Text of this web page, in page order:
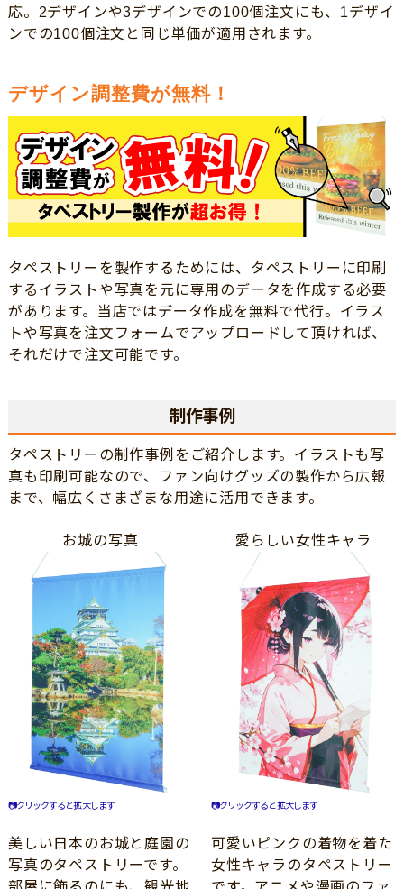
応。2デザインや3デザインでの100個注文にも、1デザイ
ンでの100個注文と同じ単価が適用されます。
デザイン調整費が無料！
タペストリーを製作するためには、タペストリーに印刷
するイラストや写真を元に専用のデータを作成する必要
があります。当店ではデータ作成を無料で代行。イラス
トや写真を注文フォームでアップロードして頂ければ、
それだけで注文可能です。
制作事例
タペストリーの制作事例をご紹介します。イラストも写
真も印刷可能なので、ファン向けグッズの製作から広報
まで、幅広くさまざまな用途に活用できます。
お城の写真
📷クリックすると拡大します
美しい日本のお城と庭園の
写真のタペストリーです。
愛らしい女性キャラ
📷クリックすると拡大します
可愛いピンクの着物を着た
女性キャラのタペストリー